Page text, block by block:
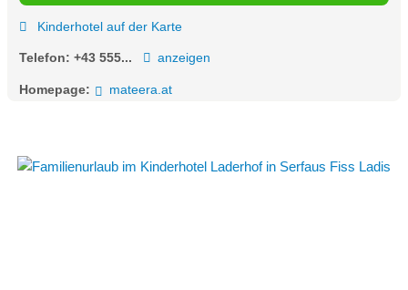
Kinderhotel auf der Karte
Telefon: +43 555... anzeigen
Homepage: mateera.at